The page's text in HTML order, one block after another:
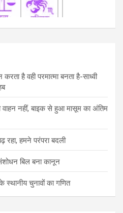
है वही परमात्मा बनता है-साध्वी
नहीं, बाइक से हुआ मासूम का अंतिम
हमने परंपरा बदली
संशोधन बिल बना कानून
चुनावों का गणित